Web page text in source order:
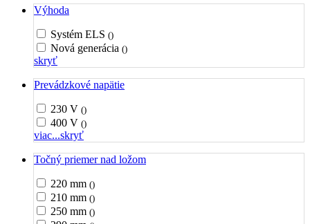
Výhoda
Systém ELS ()
Nová generácia ()
skryť
Prevádzkové napätie
230 V ()
400 V ()
viac...skryť
Točný priemer nad ložom
220 mm ()
210 mm ()
250 mm ()